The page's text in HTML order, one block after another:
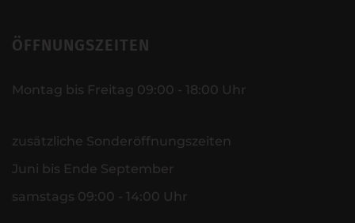
ÖFFNUNGSZEITEN
Montag bis Freitag 09:00 - 18:00 Uhr
zusätzliche Sonderöffnungszeiten
Juni bis Ende September
samstags 09:00 - 14:00 Uhr